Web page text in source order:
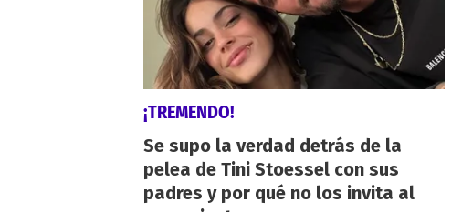
¡TREMENDO!
Se supo la verdad detrás de la
pelea de Tini Stoessel con sus
padres y por qué no los invita al